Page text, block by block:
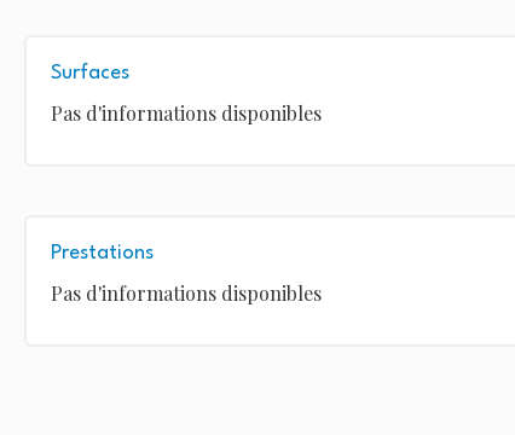
Surfaces
Pas d'informations disponibles
Prestations
Pas d'informations disponibles